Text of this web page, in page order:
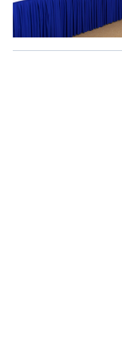
360 độ Sức khỏe
Chuyển đổi Xanh